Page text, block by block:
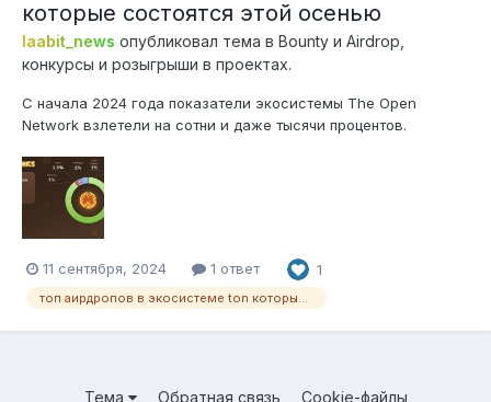
которые состоятся этой осенью
laabit_news опубликовал тема в Bounty и Airdrop,
конкурсы и розыгрыши в проектах.
С начала 2024 года показатели экосистемы The Open
Network взлетели на сотни и даже тысячи процентов.
именно — мини-приложениям в мессенджере, которые
построены на базе TON Рассказываем о самых ожидаемых
аирдропах этой осени в сети TON....
11 сентября, 2024 1 ответ 1
Тема Обратная связь Cookie-файлы